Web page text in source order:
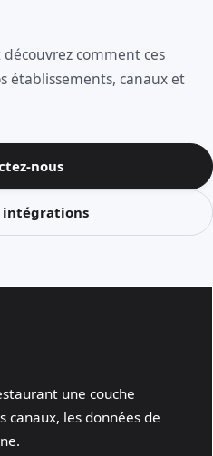
comment ces
établissements, canaux et
nous
intégrations
une couche
les données de